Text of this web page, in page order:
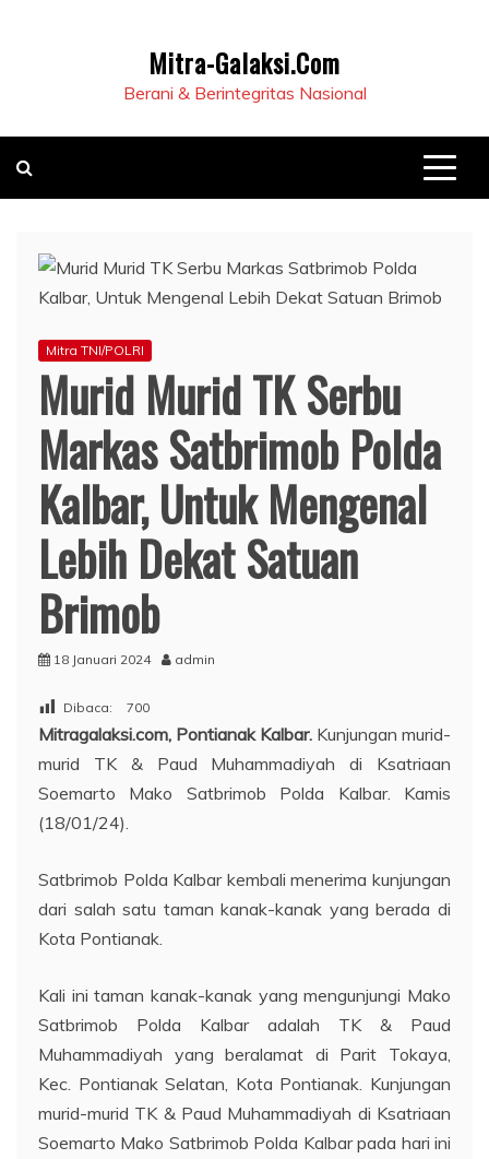
Mitra-Galaksi.Com
Berani & Berintegritas Nasional
Mitra TNI/POLRI
Murid Murid TK Serbu
Markas Satbrimob Polda
Kalbar, Untuk Mengenal
Lebih Dekat Satuan
Brimob
18 Januari 2024 admin
Dibaca: 700
Mitragalaksi.com, Pontianak Kalbar. Kunjungan murid-
murid TK & Paud Muhammadiyah di Ksatriaan
Soemarto Mako Satbrimob Polda Kalbar. Kamis
(18/01/24).
Satbrimob Polda Kalbar kembali menerima kunjungan
dari salah satu taman kanak-kanak yang berada di
Kota Pontianak.
Kali ini taman kanak-kanak yang mengunjungi Mako
Satbrimob Polda Kalbar adalah TK & Paud
Muhammadiyah yang beralamat di Parit Tokaya,
Kec. Pontianak Selatan, Kota Pontianak. Kunjungan
murid-murid TK & Paud Muhammadiyah di Ksatriaan
Soemarto Mako Satbrimob Polda Kalbar pada hari ini